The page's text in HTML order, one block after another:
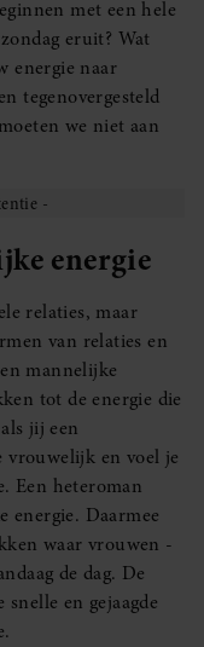
met een hele
eruit? Wat
energie naar
tegenovergesteld
we niet aan
energie
relaties, maar
van relaties en
mannelijke
tot de energie die
jij een
vrouwelijk en voel je
Een heteroman
energie. Daarmee
waar vrouwen -
de dag. De
en gejaagde